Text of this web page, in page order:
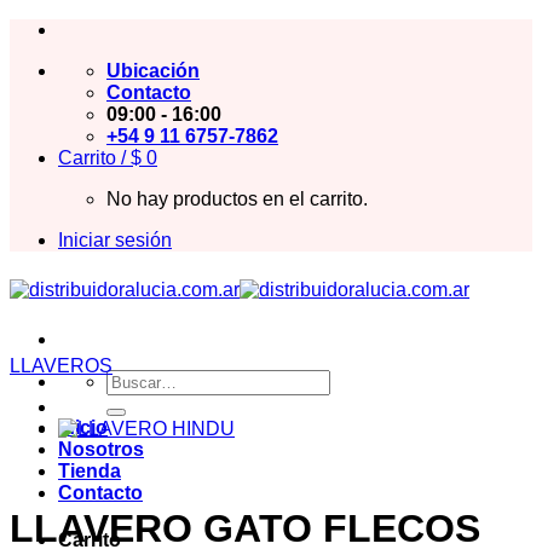
Saltar
contenido
Ubicación
Contacto
09:00 - 16:00
+54 9 11 6757-7862
Carrito /$ 0
No hay productos en el carrito.
Iniciar sesión
Buscar
por:
Inicio
Nosotros
Tienda
Contacto
Carrito
LLAVEROS
LLAVERO GATO FLECOS